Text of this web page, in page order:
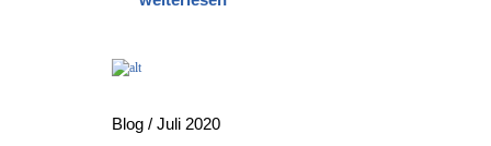
Blog / Juli 2020